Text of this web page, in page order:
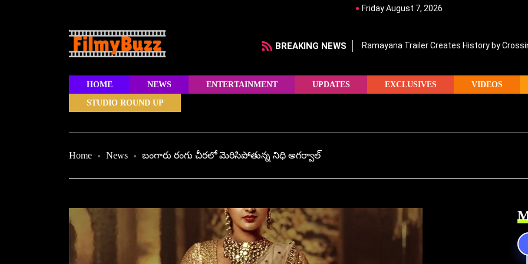
Friday August 7, 2026
BREAKING NEWS Ramayana Trailer Creates History by
HOME NEWS ENTERTAINMENT UPDATES EXCLUSIVES VIDEOS
STUDIO ROUND UP
Home News బంగారు రంగు చీరలో మెరిసిపోతున్న నిధి అగర్వాల్